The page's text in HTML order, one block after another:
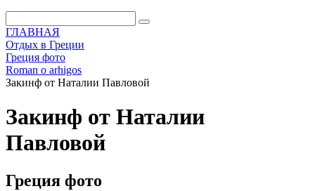
ГЛАВНАЯ
Отдых в Греции
Греция фото
Roman o arhigos
Закинф от Наталии Павловой
Закинф от Наталии
Павловой
Греция фото